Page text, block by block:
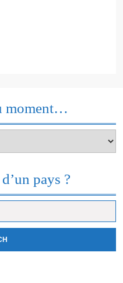
moment…
pays ?